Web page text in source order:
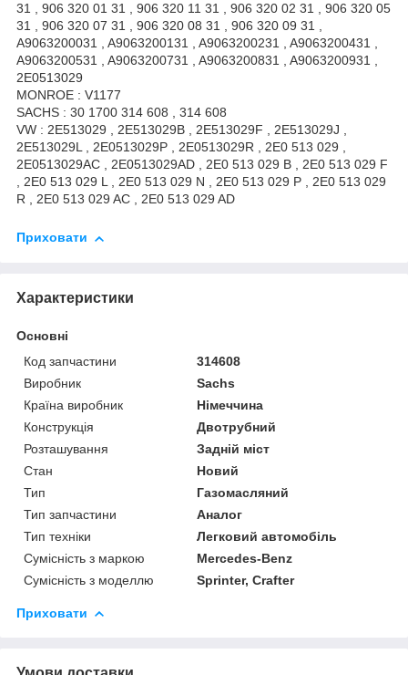
31 , 906 320 01 31 , 906 320 11 31 , 906 320 02 31 , 906 320 05
31 , 906 320 07 31 , 906 320 08 31 , 906 320 09 31 ,
A9063200031 , A9063200131 , A9063200231 , A9063200431 ,
A9063200531 , A9063200731 , A9063200831 , A9063200931 ,
2E0513029
MONROE : V1177
SACHS : 30 1700 314 608 , 314 608
VW : 2E513029 , 2E513029B , 2E513029F , 2E513029J ,
2E513029L , 2E0513029P , 2E0513029R , 2E0 513 029 ,
2E0513029AC , 2E0513029AD , 2E0 513 029 B , 2E0 513 029 F
, 2E0 513 029 L , 2E0 513 029 N , 2E0 513 029 P , 2E0 513 029
R , 2E0 513 029 AC , 2E0 513 029 AD
Приховати
Характеристики
Основні
Код запчастини
314608
Виробник
Sachs
Країна виробник
Німеччина
Конструкція
Двотрубний
Розташування
Задній міст
Стан
Новий
Тип
Газомасляний
Тип запчастини
Аналог
Тип техніки
Легковий автомобіль
Сумісність з маркою
Mercedes-Benz
Сумісність з моделлю
Sprinter, Crafter
Приховати